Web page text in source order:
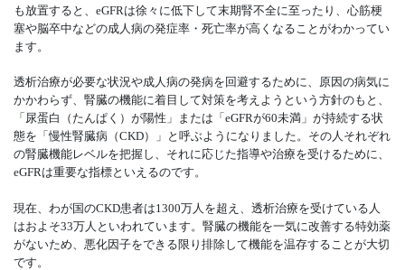
も放置すると、eGFRは徐々に低下して末期腎不全に至ったり、心筋梗
塞や脳卒中などの成人病の発症率・死亡率が高くなることがわかってい
ます。
透析治療が必要な状況や成人病の発病を回避するために、原因の病気に
かかわらず、腎臓の機能に着目して対策を考えようという方針のもと、
「尿蛋白（たんぱく）が陽性」または「eGFRが60未満」が持続する状
態を「慢性腎臓病（CKD）」と呼ぶようになりました。その人それぞれ
の腎臓機能レベルを把握し、それに応じた指導や治療を受けるために、
eGFRは重要な指標といえるのです。
現在、わが国のCKD患者は1300万人を超え、透析治療を受けている人
はおよそ33万人といわれています。腎臓の機能を一気に改善する特効薬
がないため、悪化因子をできる限り排除して機能を温存することが大切
です。